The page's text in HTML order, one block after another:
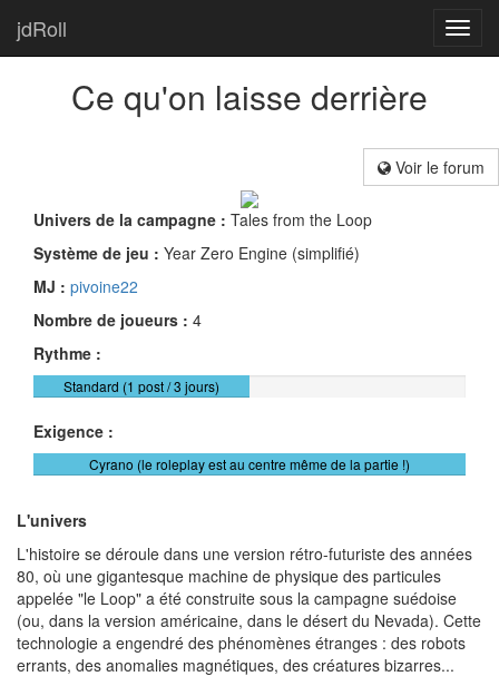
jdRoll
Ce qu'on laisse derrière
Voir le forum
Univers de la campagne : Tales from the Loop
Système de jeu : Year Zero Engine (simplifié)
MJ : pivoine22
Nombre de joueurs : 4
Rythme :
Standard (1 post / 3 jours)
Exigence :
Cyrano (le roleplay est au centre même de la partie !)
L'univers
L'histoire se déroule dans une version rétro-futuriste des années
80, où une gigantesque machine de physique des particules
appelée "le Loop" a été construite sous la campagne suédoise
(ou, dans la version américaine, dans le désert du Nevada). Cette
technologie a engendré des phénomènes étranges : des robots
errants, des anomalies magnétiques, des créatures bizarres...